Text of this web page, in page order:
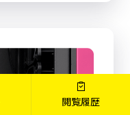
閲覧履歴